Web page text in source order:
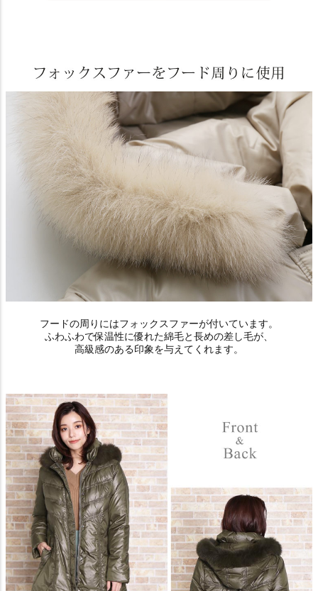
フードの周りにはフォックスファーが付いています。
ふわふわで保温性に優れた綿毛と長めの差し毛が、
高級感のある印象を与えてくれます。